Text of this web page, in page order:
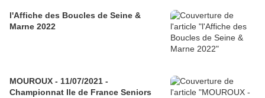
l'Affiche des Boucles de Seine &
Marne 2022
MOUROUX - 11/07/2021 -
Championnat Ile de France Seniors